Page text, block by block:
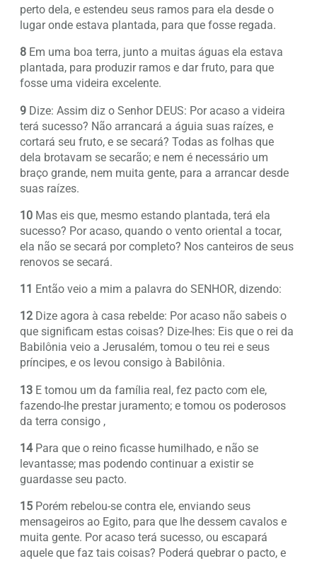
perto dela, e estendeu seus ramos para ela desde o
lugar onde estava plantada, para que fosse regada.
8 Em uma boa terra, junto a muitas águas ela estava
plantada, para produzir ramos e dar fruto, para que
fosse uma videira excelente.
9 Dize: Assim diz o Senhor DEUS: Por acaso a videira
terá sucesso? Não arrancará a águia suas raízes, e
cortará seu fruto, e se secará? Todas as folhas que
dela brotavam se secarão; e nem é necessário um
braço grande, nem muita gente, para a arrancar desde
suas raízes.
10 Mas eis que, mesmo estando plantada, terá ela
sucesso? Por acaso, quando o vento oriental a tocar,
ela não se secará por completo? Nos canteiros de seus
renovos se secará.
11 Então veio a mim a palavra do SENHOR, dizendo:
12 Dize agora à casa rebelde: Por acaso não sabeis o
que significam estas coisas? Dize-lhes: Eis que o rei da
Babilônia veio a Jerusalém, tomou o teu rei e seus
príncipes, e os levou consigo à Babilônia.
13 E tomou um da família real, fez pacto com ele,
fazendo-lhe prestar juramento; e tomou os poderosos
da terra consigo ,
14Para que o reino ficasse humilhado, e não se
levantasse; mas podendo continuar a existir se
guardasse seu pacto.
15 Porém rebelou-se contra ele, enviando seus
mensageiros ao Egito, para que lhe dessem cavalos e
muita gente. Por acaso terá sucesso, ou escapará
aquele que faz tais coisas? Poderá quebrar o pacto, e